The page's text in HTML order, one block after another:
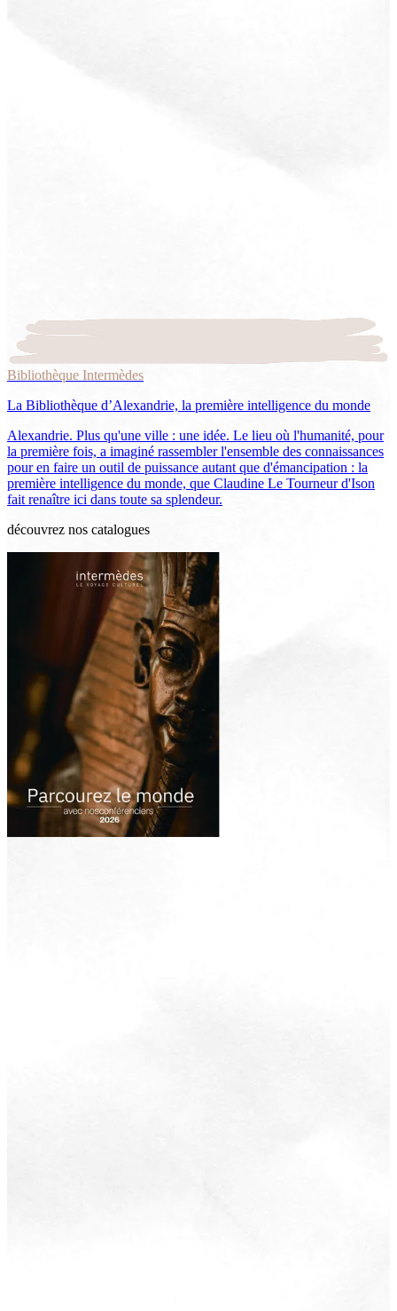
Bibliothèque Intermèdes
La Bibliothèque d’Alexandrie, la première intelligence du monde
Alexandrie. Plus qu'une ville : une idée. Le lieu où l'humanité, pour
la première fois, a imaginé rassembler l'ensemble des connaissances
pour en faire un outil de puissance autant que d'émancipation : la
première intelligence du monde, que Claudine Le Tourneur d'Ison
fait renaître ici dans toute sa splendeur.
découvrez nos catalogues